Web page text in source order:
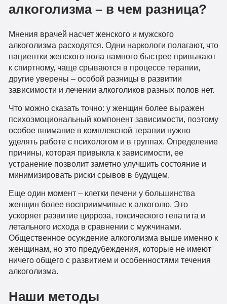
алкоголизма – в чем разница?
Мнения врачей насчет женского и мужского
алкоголизма расходятся. Одни наркологи полагают, что
пациентки женского пола намного быстрее привыкают
к спиртному, чаще срываются в процессе терапии,
другие уверены – особой разницы в развитии
зависимости и лечении алкоголиков разных полов нет.
Что можно сказать точно: у женщин более выражен
психоэмоциональный компонент зависимости, поэтому
особое внимание в комплексной терапии нужно
уделять работе с психологом и в группах. Определение
причины, которая привыкла к зависимости, ее
устранение позволит заметно улучшить состояние и
минимизировать риски срывов в будущем.
Еще один момент – клетки печени у большинства
женщин более восприимчивые к алкоголю. Это
ускоряет развитие цирроза, токсического гепатита и
летального исхода в сравнении с мужчинами.
Общественное осуждение алкоголизма выше именно к
женщинам, но это предубеждения, которые не имеют
ничего общего с развитием и особенностями течения
алкоголизма.
Наши методы